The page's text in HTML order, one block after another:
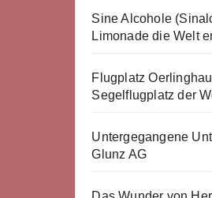
Sine Alcohole
Limonade die Welt
Flugplatz
Segelflugplatz der
Untergegangene
Glunz AG